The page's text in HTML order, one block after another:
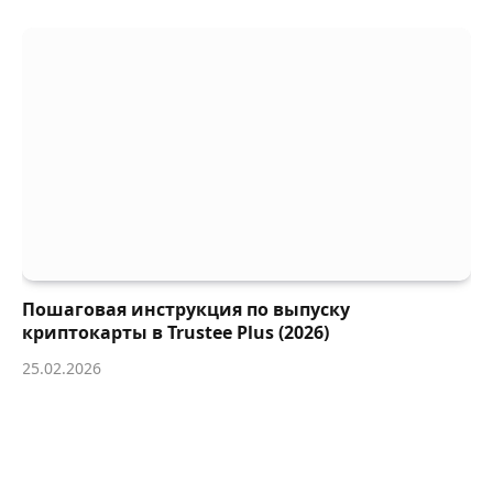
Пошаговая инструкция по выпуску
криптокарты в Trustee Plus (2026)
25.02.2026